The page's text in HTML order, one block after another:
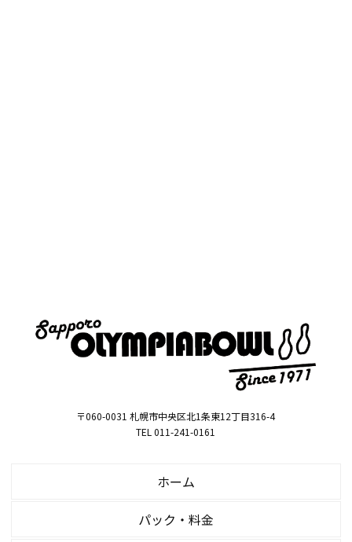
〒060-0031 札幌市中央区北1条東12丁目316-4
TEL 011-241-0161
ホーム
パック・料金